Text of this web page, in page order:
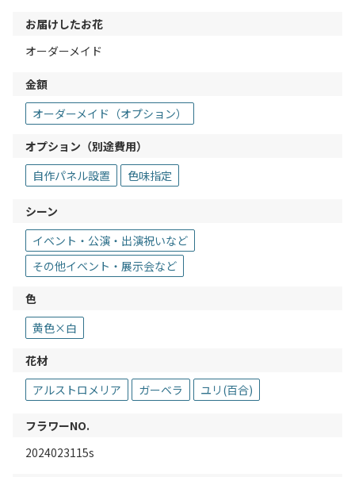
お届けしたお花
オーダーメイド
金額
オーダーメイド（オプション）
オプション（別途費用）
自作パネル設置
色味指定
シーン
イベント・公演・出演祝いなど
その他イベント・展示会など
色
黄色×白
花材
アルストロメリア
ガーベラ ユリ(百合)
フラワーNO.
2024023115s